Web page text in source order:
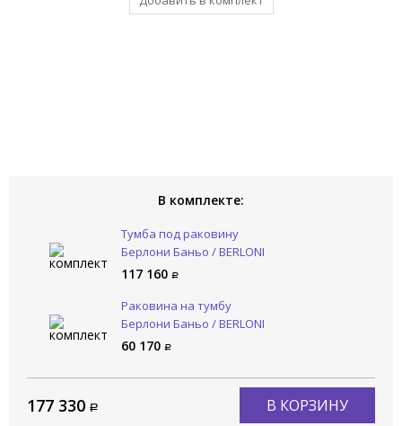
В комплекте:
Тумба под раковину
Берлони Баньо / BERLONI
BAGNO Вей Блок / WAY
117 160
Раковина на тумбу
Берлони Баньо / BERLONI
BAGNO Вей Блок / WAY
60 170
177 330 В КОРЗИНУ